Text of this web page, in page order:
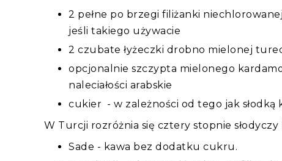
2 pełne po brzegi filiżanki
jeśli takiego używacie
2 czubate łyżeczki drobno mielonej
opcjonalnie szczypta mielonego
naleciałości arabskie
cukier - w zależności od tego jak słodką
W Turcji rozróżnia się cztery stopnie słodyczy
Sade - kawa bez dodatku cukru.